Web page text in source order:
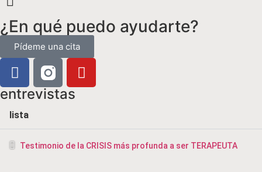
¿En qué puedo ayudarte?
Pídeme una cita
entrevistas
lista
Testimonio de la CRISIS más profunda a ser TERAPEUTA